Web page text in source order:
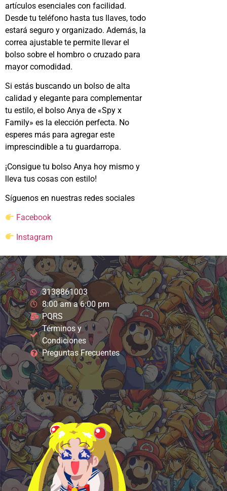
artículos esenciales con facilidad.
Desde tu teléfono hasta tus llaves, todo
estará seguro y organizado. Además, la
correa ajustable te permite llevar el
bolso sobre el hombro o cruzado para
mayor comodidad.
Si estás buscando un bolso de alta
calidad y elegante para complementar
tu estilo, el bolso Anya de «Spy x
Family» es la elección perfecta. No
esperes más para agregar este
imprescindible a tu guardarropa.
¡Consigue tu bolso Anya hoy mismo y
lleva tus cosas con estilo!
Síguenos en nuestras redes sociales
Facebook
Instagram
3138861003
8:00 am a 6:00 pm
PQRS
Términos y
Condiciones
Preguntas Frecuentes